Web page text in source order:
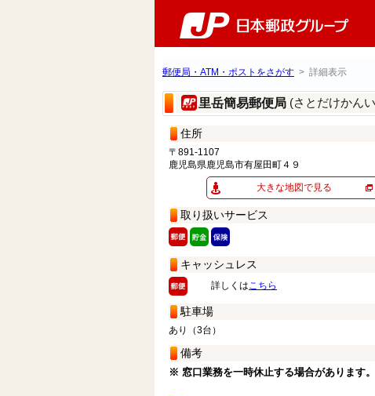
郵便局・ATM・ポストをさがす > 詳細表示
里岳簡易郵便局 (さとだけかん
住所
〒891-1107
鹿児島県鹿児島市有屋田町４９
大きな地図で見る
取り扱いサービス
キャッシュレス
詳しくはこちら
駐車場
あり（3台）
備考
※ 窓口業務を一時休止する場合があります。